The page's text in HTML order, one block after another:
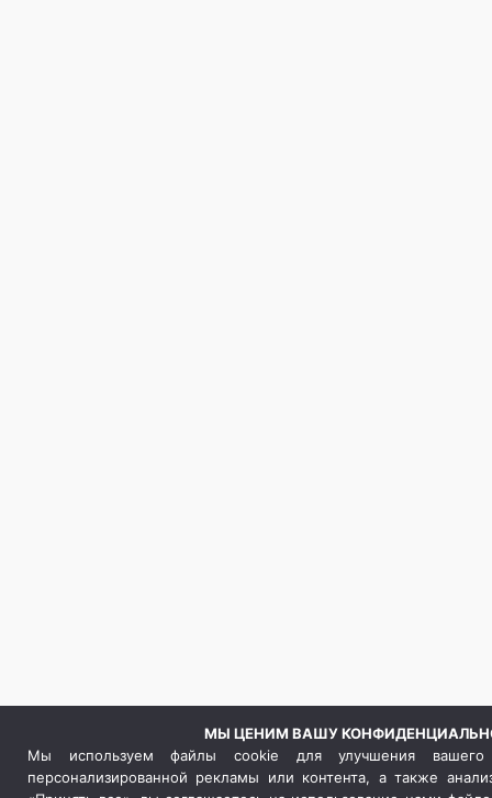
МЫ ЦЕНИМ ВАШУ
Мы используем файлы cookie для улучшения вашего
персонализированной рекламы или контента, а также